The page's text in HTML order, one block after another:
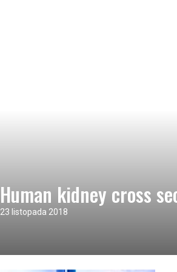
Human kidney cross
23 listopada 2018